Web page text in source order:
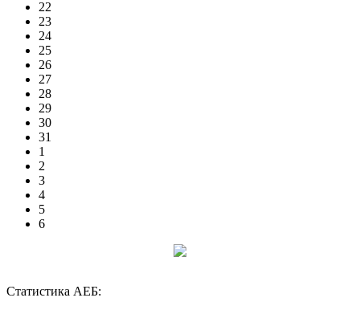
22
23
24
25
26
27
28
29
30
31
1
2
3
4
5
6
Статистика АЕБ: